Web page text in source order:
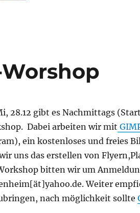
28.12 gibt es Nachmittags
Dabei arbeiten wir mit
ein kostenloses und freies
uns das erstellen von
bitten wir um
Weiter
nach möglichkeit sollte